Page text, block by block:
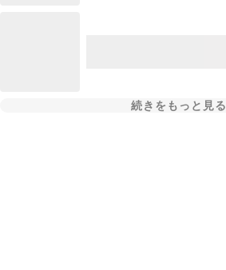
続きをもっと見る